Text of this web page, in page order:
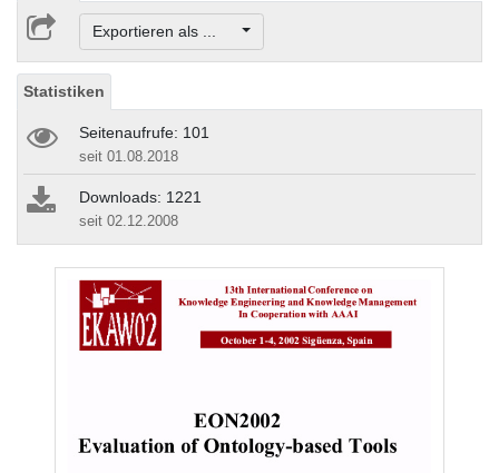
Exportieren als ...
Statistiken
Seitenaufrufe: 101
seit 01.08.2018
Downloads: 1221
seit 02.12.2008